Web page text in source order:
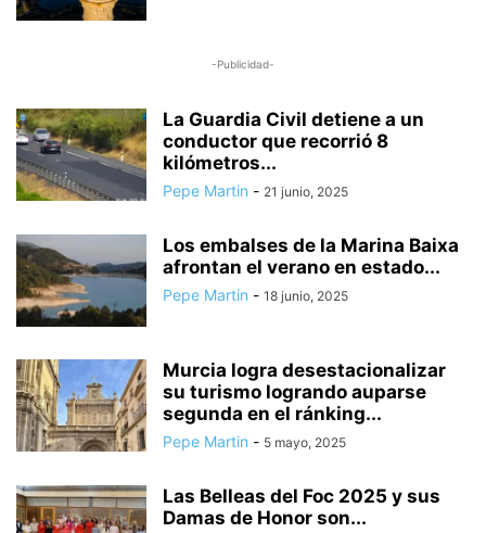
-Publicidad-
La Guardia Civil detiene a un
conductor que recorrió 8
kilómetros...
Pepe Martin - 21 junio, 2025
Los embalses de la Marina Baixa
afrontan el verano en estado...
Pepe Martin - 18 junio, 2025
Murcia logra desestacionalizar
su turismo logrando auparse
segunda en el ránking...
Pepe Martin - 5 mayo, 2025
Las Belleas del Foc 2025 y sus
Damas de Honor son...